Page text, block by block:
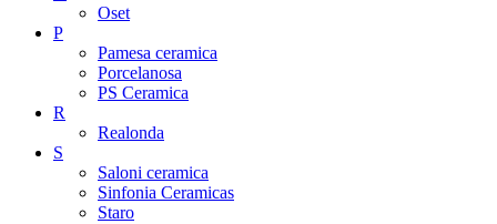
Oset
P
Pamesa ceramica
Porcelanosa
PS Ceramica
R
Realonda
S
Saloni ceramica
Sinfonia Ceramicas
Staro